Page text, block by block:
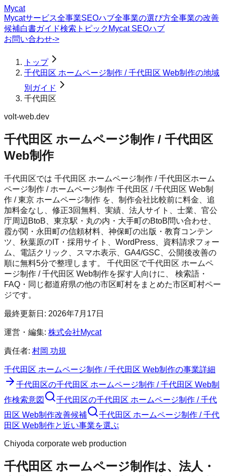
Mycat
Mycatサービス全事業SEOハブ全事業の選び方全事業の改善
候補白書ガイド検索トピック Mycat SEOハブ
お問い合わせ->
トップ
千代田区 ホームページ制作 / 千代田区 Web制作の地域
別ガイド
千代田区
volt-web.dev
千代田区 ホームページ制作 / 千代田区
Web制作
千代田区では 千代田区 ホームページ制作 / 千代田区ホーム
ページ制作 / ホームページ制作 千代田区 / 千代田区 Web制
作 / 東京 ホームページ制作 を、制作会社比較前に料金、追
加料金なし、修正3回無料、実績、法人サイト、士業、官公
庁周辺BtoB、東京駅・丸の内・大手町のBtoB問い合わせ、
霞が関・永田町の信頼材料、神保町の出版・教育コンテン
ツ、秋葉原のIT・採用サイト、WordPress、資料請求フォー
ム、電話クリック、スマホ表示、GA4/GSC、公開後改善の
順に無料5分で整理します。 千代田区で千代田区 ホームペ
ージ制作 / 千代田区 Web制作を探す人向けに、 検索語・
FAQ・同じ都道府県の他の市区町村をまとめた市区町村ペー
ジです。
最終更新日: 2026年7月17日
運営・編集: 株式会社Mycat
責任者: 村岡 功規
千代田区 ホームページ制作 / 千代田区 Web制作の事業詳細
千代田区の千代田区 ホームページ制作 / 千代田区 Web制
作検索意図 千代田区の千代田区 ホームページ制作 / 千代
田区 Web制作改善候補
千代田区 ホームページ制作 / 千代
田区 Web制作と近い事業を選ぶ
Chiyoda corporate web production
千代田区 ホームページ制作は、法人・